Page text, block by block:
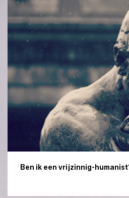
Ben ik een vrijzinnig-